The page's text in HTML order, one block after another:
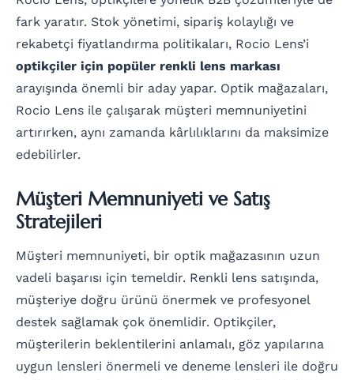
fark yaratır. Stok yönetimi, sipariş kolaylığı ve
rekabetçi fiyatlandırma politikaları, Rocio Lens’i
optikçiler için popüler renkli lens markası
arayışında önemli bir aday yapar. Optik mağazaları,
Rocio Lens ile çalışarak müşteri memnuniyetini
artırırken, aynı zamanda kârlılıklarını da maksimize
edebilirler.
Müşteri Memnuniyeti ve Satış
Stratejileri
Müşteri memnuniyeti, bir optik mağazasının uzun
vadeli başarısı için temeldir. Renkli lens satışında,
müşteriye doğru ürünü önermek ve profesyonel
destek sağlamak çok önemlidir. Optikçiler,
müşterilerin beklentilerini anlamalı, göz yapılarına
uygun lensleri önermeli ve deneme lensleri ile doğru